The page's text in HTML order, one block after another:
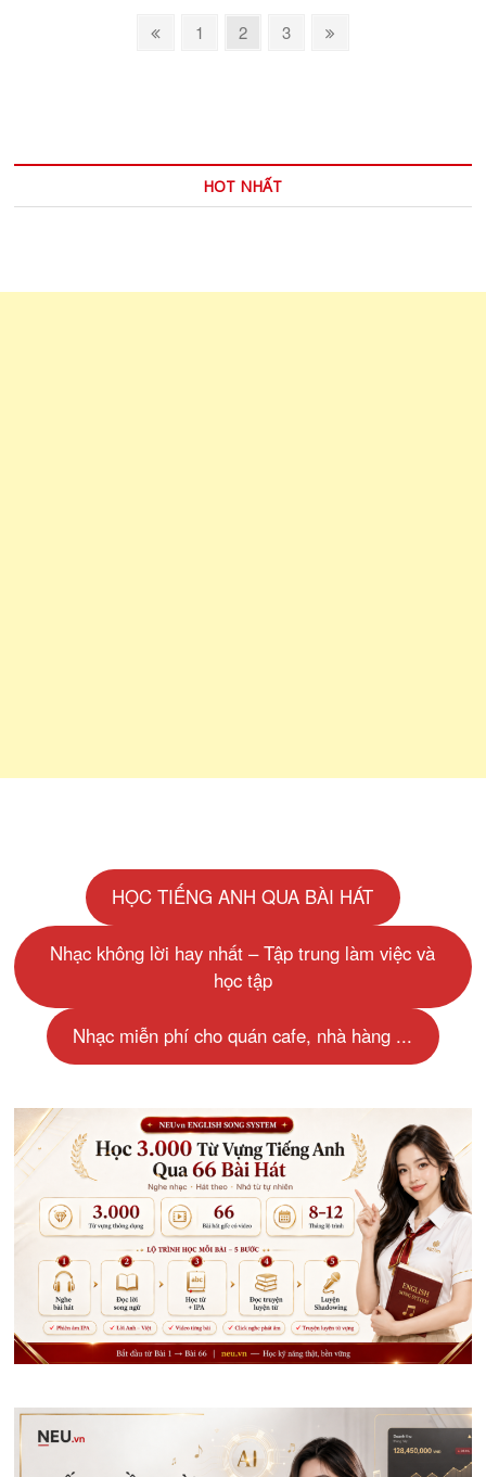
Previous
Page
1 Page
2 Page
3
Next
HOT NHẤT
HỌC TIẾNG ANH QUA BÀI HÁT
Nhạc không lời hay nhất – Tập trung làm việc và
học tập
Nhạc miễn phí cho quán cafe, nhà hàng ...